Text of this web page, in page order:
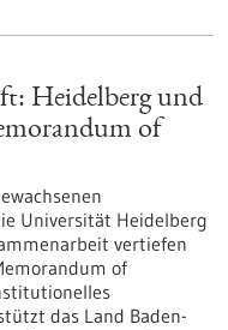
Heidelberg und
of
Universität Heidelberg
vertiefen
of
das Land Baden-